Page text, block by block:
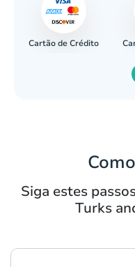
Cartão de Crédito
Siga estes
Turks